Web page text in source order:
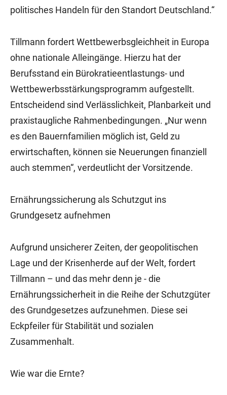
politisches Handeln für den Standort Deutschland.“
Tillmann fordert Wettbewerbsgleichheit in Europa
ohne nationale Alleingänge. Hierzu hat der
Berufsstand ein Bürokratieentlastungs- und
Wettbewerbsstärkungsprogramm aufgestellt.
Entscheidend sind Verlässlichkeit, Planbarkeit und
praxistaugliche Rahmenbedingungen. „Nur wenn
es den Bauernfamilien möglich ist, Geld zu
erwirtschaften, können sie Neuerungen finanziell
auch stemmen“, verdeutlicht der Vorsitzende.
Ernährungssicherung als Schutzgut ins
Grundgesetz aufnehmen
Aufgrund unsicherer Zeiten, der geopolitischen
Lage und der Krisenherde auf der Welt, fordert
Tillmann – und das mehr denn je - die
Ernährungssicherheit in die Reihe der Schutzgüter
des Grundgesetzes aufzunehmen. Diese sei
Eckpfeiler für Stabilität und sozialen
Zusammenhalt.
Wie war die Ernte?